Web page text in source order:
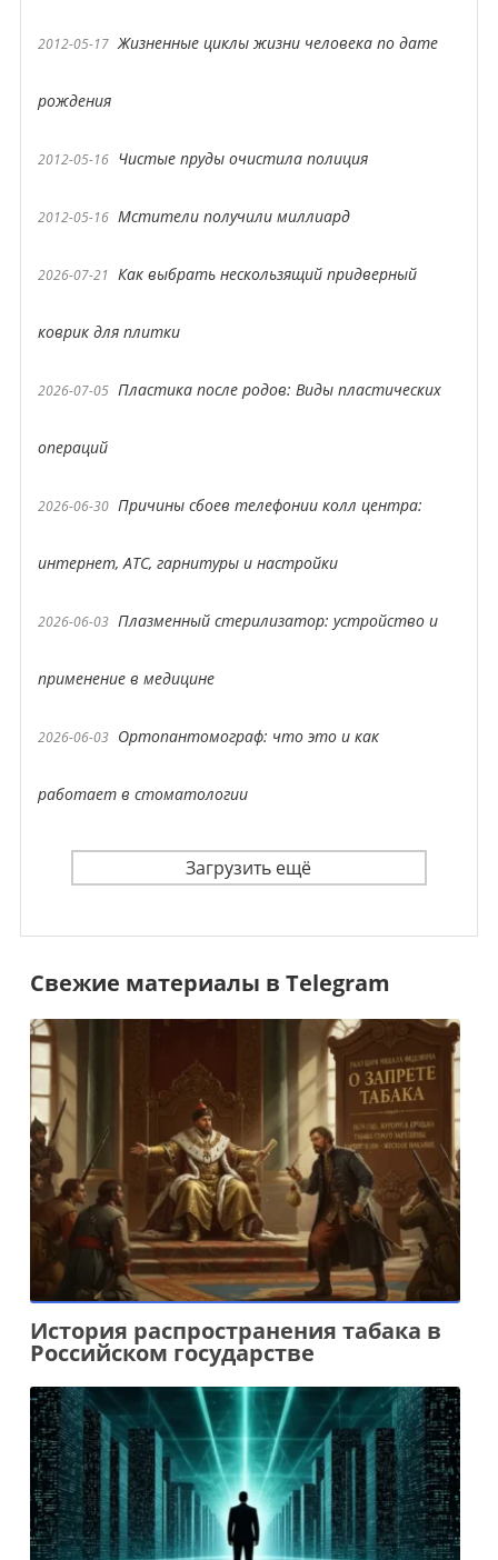
2012-05-17 Жизненные циклы жизни человека по дате
рождения
2012-05-16 Чистые пруды очистила полиция
2012-05-16 Мстители получили миллиард
2026-07-21 Как выбрать нескользящий придверный
коврик для плитки
2026-07-05 Пластика после родов: Виды пластических
операций
2026-06-30 Причины сбоев телефонии колл центра:
интернет, АТС, гарнитуры и настройки
2026-06-03 Плазменный стерилизатор: устройство и
применение в медицине
2026-06-03 Ортопантомограф: что это и как
работает в стоматологии
Загрузить ещё
Свежие материалы в Telegram
История распространения табака в
Российском государстве